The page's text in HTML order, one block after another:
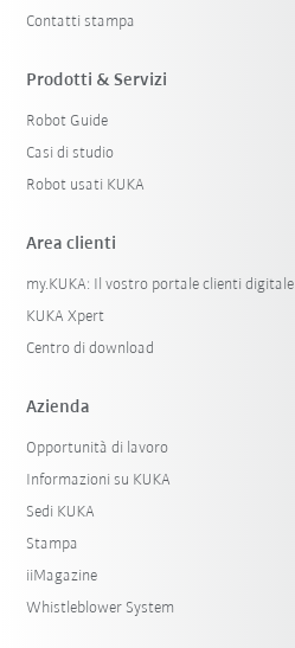
Contatti stampa
Prodotti & Servizi
Robot Guide
Casi di studio
Robot usati KUKA
Area clienti
my.KUKA: Il vostro portale clienti digitale
KUKA Xpert
Centro di download
Azienda
Opportunità di lavoro
Informazioni su KUKA
Sedi KUKA
Stampa
iiMagazine
Whistleblower System